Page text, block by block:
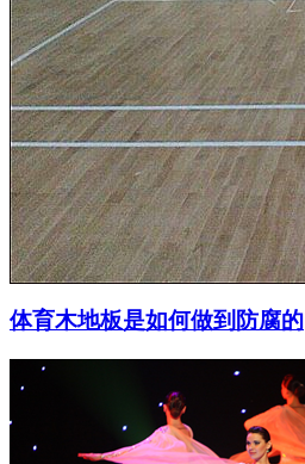
体育木地板是如何做到防腐的